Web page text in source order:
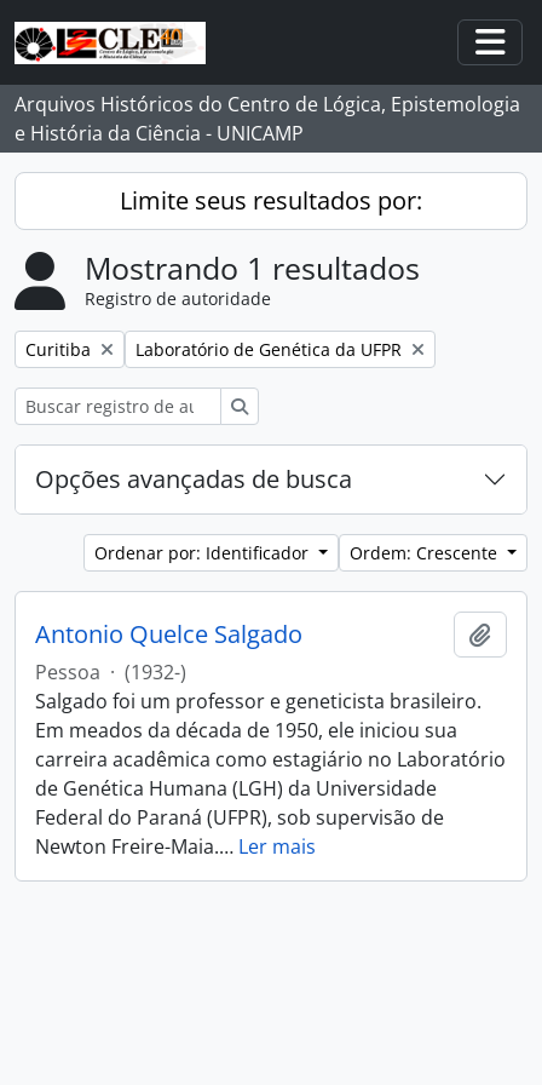
Skip to main content
Arquivos Históricos do Centro de Lógica, Epistemologia
e História da Ciência - UNICAMP
Limite seus resultados por:
Mostrando 1 resultados
Registro de autoridade
Remover filtro:
Curitiba Remover filtro:
Laboratório de Genética da UFPR
Opções avançadas de busca
Ordenar por: Identificador Ordem: Crescente
Antonio Quelce Salgado
Pessoa · (1932-)
Salgado foi um professor e geneticista brasileiro.
Em meados da década de 1950, ele iniciou sua
carreira acadêmica como estagiário no Laboratório
de Genética Humana (LGH) da Universidade
Federal do Paraná (UFPR), sob supervisão de
Newton Freire-Maia.… Ler mais